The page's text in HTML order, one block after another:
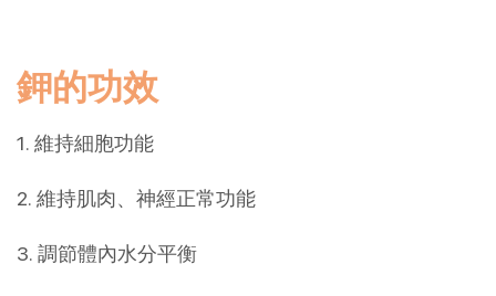
鉀的功效
1. 維持細胞功能
2. 維持肌肉、神經正常功能
3. 調節體內水分平衡